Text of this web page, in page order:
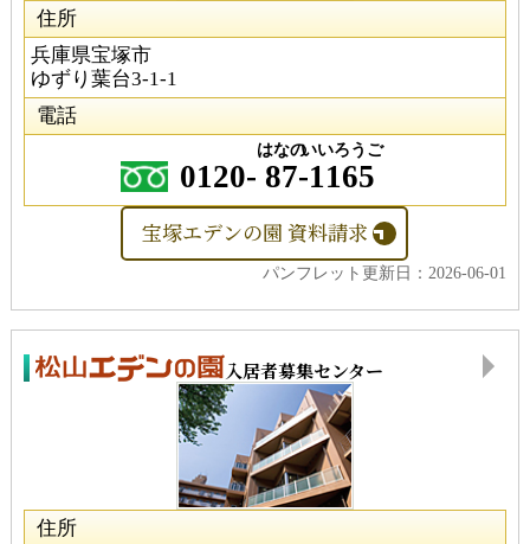
住所
兵庫県宝塚市
ゆずり葉台3-1-1
電話
0120- 87
はなの
-1165
いいろうご
宝塚エデンの園 資料請求
パンフレット更新日：2026-06-01
入居者募集センター
住所